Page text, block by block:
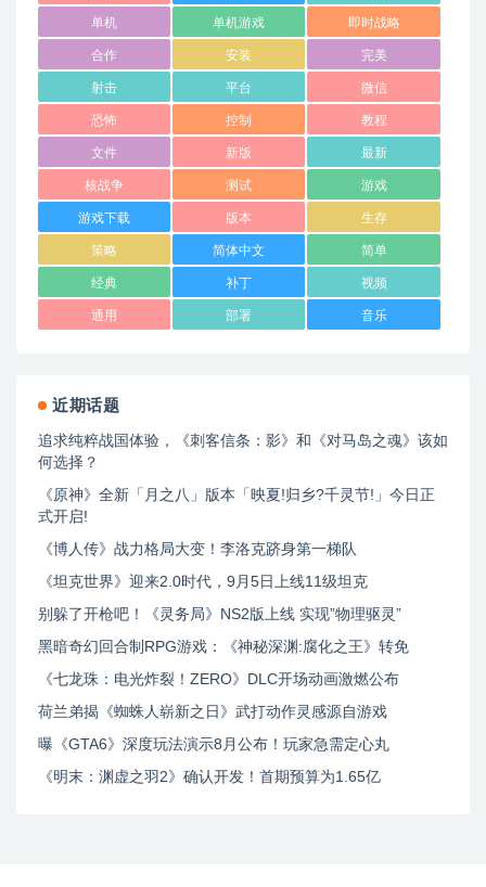
单机 单机游戏 即时战略
合作 安装 完美
射击 平台 微信
恐怖 控制 教程
文件 新版 最新
核战争 测试 游戏
游戏下载 版本 生存
策略 简体中文 简单
经典 补丁 视频
通用 部署 音乐
近期话题
追求纯粹战国体验，《刺客信条：影》和《对马岛之魂》该如
何选择？
《原神》全新「月之八」版本「映夏!归乡?千灵节!」今日正
式开启!
《博人传》战力格局大变！李洛克跻身第一梯队
《坦克世界》迎来2.0时代，9月5日上线11级坦克
别躲了开枪吧！《灵务局》NS2版上线 实现”物理驱灵”
黑暗奇幻回合制RPG游戏：《神秘深渊:腐化之王》转免
《七龙珠：电光炸裂！ZERO》DLC开场动画激燃公布
荷兰弟揭《蜘蛛人崭新之日》武打动作灵感源自游戏
曝《GTA6》深度玩法演示8月公布！玩家急需定心丸
《明末：渊虚之羽2》确认开发！首期预算为1.65亿